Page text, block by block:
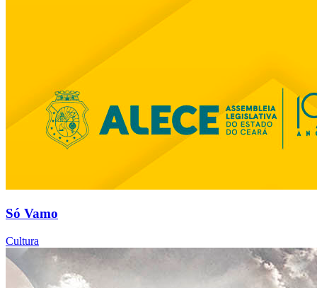
Só Vamo
Cultura